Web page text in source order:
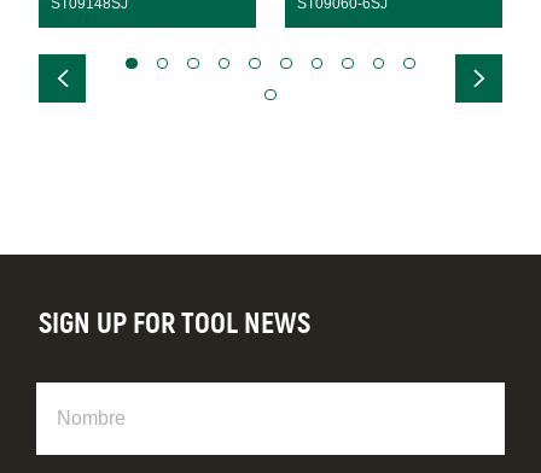
ST09148SJ ST09060-6SJ
SIGN UP FOR TOOL NEWS